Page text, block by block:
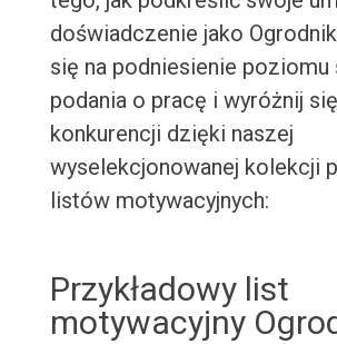
doświadczenie jako
się na podniesienie poziomu
podania o pracę i wyróżnij
konkurencji dzięki naszej
wyselekcjonowanej kolekcji
listów motywacyjnych:
Przykładowy list
motywacyjny